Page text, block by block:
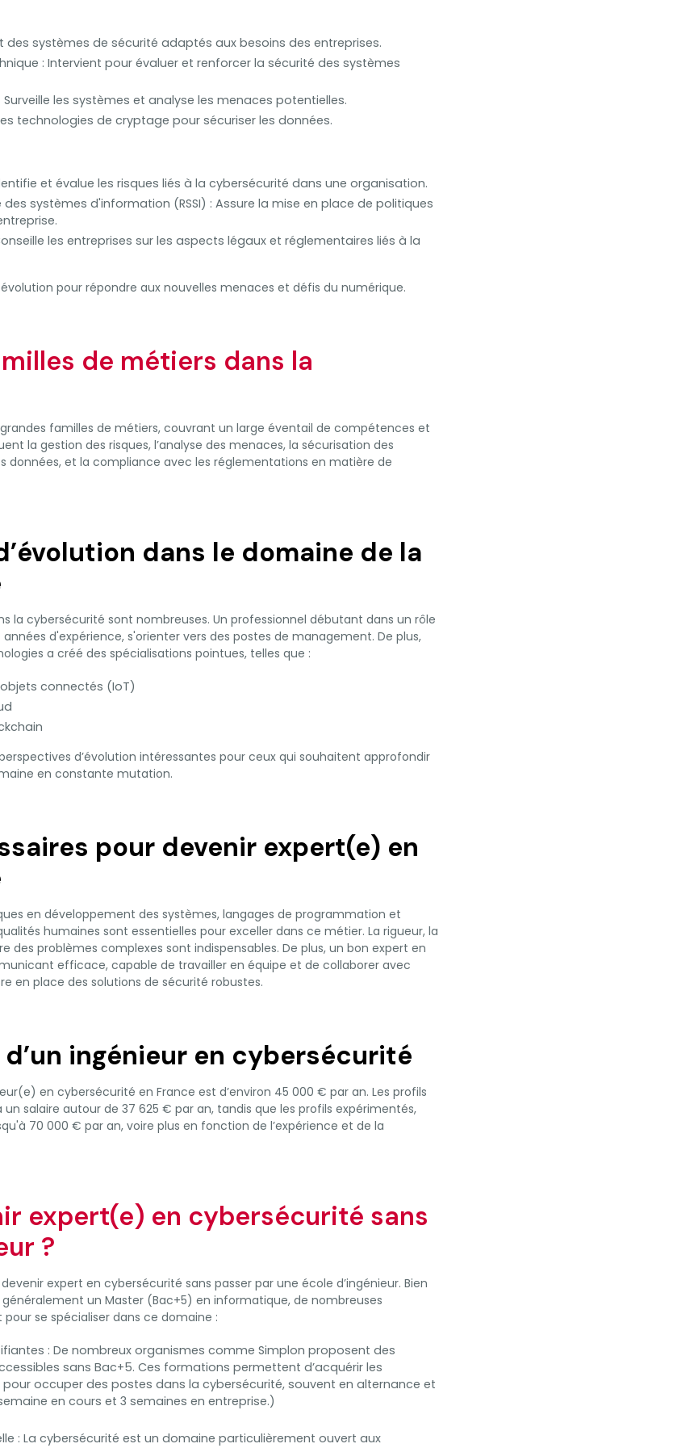
systèmes de sécurité adaptés aux besoins des entreprises.
: Intervient pour évaluer et renforcer la sécurité des systèmes
les systèmes et analyse les menaces potentielles.
technologies de cryptage pour sécuriser les données.
et évalue les risques liés à la cybersécurité dans une organisation.
systèmes d'information (RSSI) : Assure la mise en place de politiques
les entreprises sur les aspects légaux et réglementaires liés à la
pour répondre aux nouvelles menaces et défis du numérique.
de métiers dans la
familles de métiers, couvrant un large éventail de compétences et
la gestion des risques, l’analyse des menaces, la sécurisation des
données, et la compliance avec les réglementations en matière de
dans le domaine de la
la cybersécurité sont nombreuses. Un professionnel débutant dans un rôle
d'expérience, s'orienter vers des postes de management. De plus,
a créé des spécialisations pointues, telles que :
connectés (IoT)
d’évolution intéressantes pour ceux qui souhaitent approfondir
en constante mutation.
pour devenir expert(e) en
en développement des systèmes, langages de programmation et
humaines sont essentielles pour exceller dans ce métier. La rigueur, la
des problèmes complexes sont indispensables. De plus, un bon expert en
efficace, capable de travailler en équipe et de collaborer avec
en place des solutions de sécurité robustes.
ingénieur en cybersécurité
en cybersécurité en France est d’environ 45 000 € par an. Les profils
salaire autour de 37 625 € par an, tandis que les profils expérimentés,
70 000 € par an, voire plus en fonction de l’expérience et de la
expert(e) en cybersécurité sans
?
expert en cybersécurité sans passer par une école d’ingénieur. Bien
un Master (Bac+5) en informatique, de nombreuses
se spécialiser dans ce domaine :
: De nombreux organismes comme Simplon proposent des
sans Bac+5. Ces formations permettent d’acquérir les
occuper des postes dans la cybersécurité, souvent en alternance et
en cours et 3 semaines en entreprise.)
: La cybersécurité est un domaine particulièrement ouvert aux